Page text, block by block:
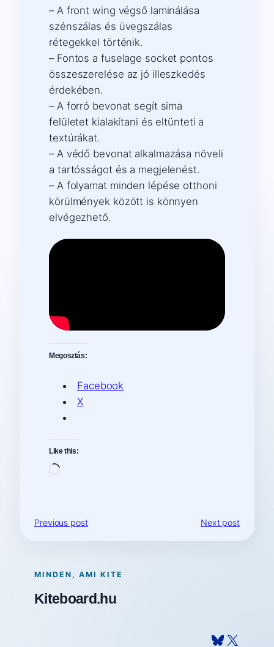
– A front wing végső laminálása
szénszálas és üvegszálas
rétegekkel történik.
– Fontos a fuselage socket pontos
összeszerelése az jó illeszkedés
érdekében.
– A forró bevonat segít sima
felületet kialakítani és eltünteti a
textúrákat.
– A védő bevonat alkalmazása növeli
a tartósságot és a megjelenést.
– A folyamat minden lépése otthoni
körülmények között is könnyen
elvégezhető.
Megosztás:
Facebook
X
Like this:
Loading…
Previous post Next post
MINDEN, AMI KITE
Kiteboard.hu
Bluesky X